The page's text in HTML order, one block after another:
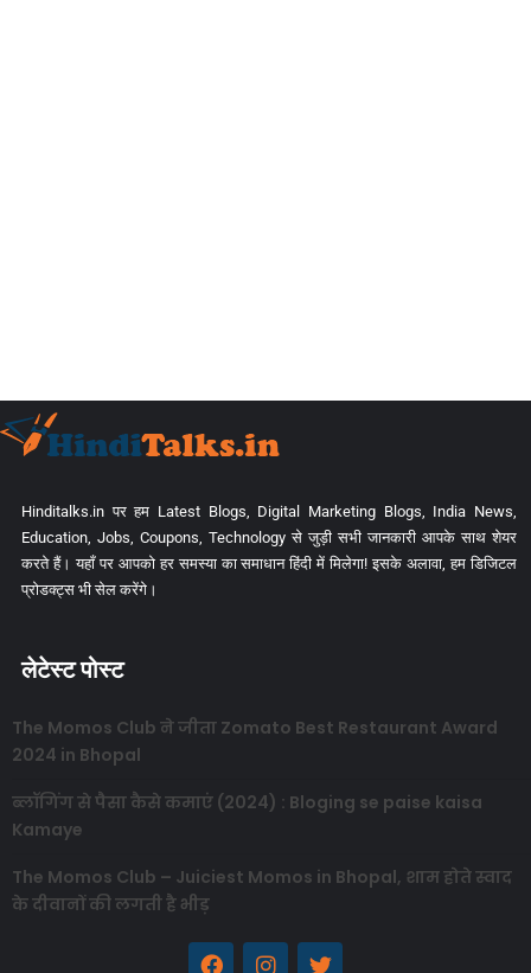
Hinditalks.in पर हम Latest Blogs, Digital Marketing Blogs, India News,
Education, Jobs, Coupons, Technology से जुड़ी सभी जानकारी आपके साथ शेयर
करते हैं। यहाँ पर आपको हर समस्या का समाधान हिंदी में मिलेगा! इसके अलावा, हम डिजिटल
प्रोडक्ट्स भी सेल करेंगे।
लेटेस्ट पोस्ट
The Momos Club ने जीता Zomato Best Restaurant Award
2024 in Bhopal
ब्लॉगिंग से पैसा कैसे कमाएं (2024) : Bloging se paise kaisa
Kamaye
The Momos Club – Juiciest Momos in Bhopal, शाम होते स्वाद
के दीवानों की लगती है भीड़